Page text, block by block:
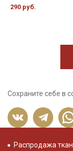
290 руб.
Сохраните себе в
Распродажа